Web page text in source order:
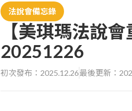
法說會備忘錄
【美琪瑪法說
20251226
初次發布： 2025.12.26最後更新：